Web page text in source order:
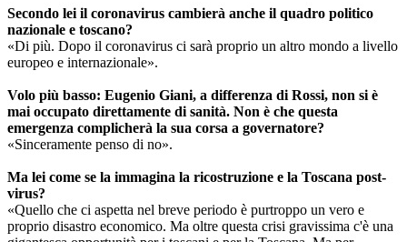
Secondo lei il coronavirus cambierà anche il quadro politico
nazionale e toscano?
«Di più. Dopo il coronavirus ci sarà proprio un altro mondo a livello
europeo e internazionale».
Volo più basso: Eugenio Giani, a differenza di Rossi, non si è
mai occupato direttamente di sanità. Non è che questa
emergenza complicherà la sua corsa a governatore?
«Sinceramente penso di no».
Ma lei come se la immagina la ricostruzione e la Toscana post-
virus?
«Quello che ci aspetta nel breve periodo è purtroppo un vero e
proprio disastro economico. Ma oltre questa crisi gravissima c'è una